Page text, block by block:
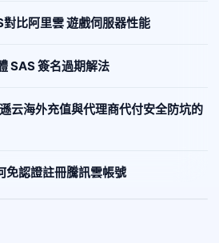
比阿里雲 遊戲伺服器性能
SAS 簽名過期解法
云海外充值與代理商代付安全防坑的
免認證註冊騰訊雲帳號